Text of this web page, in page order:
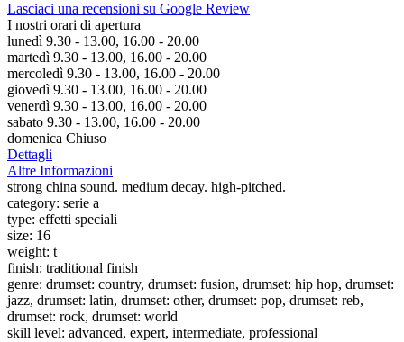
Lasciaci una recensioni su Google Review
I nostri orari di apertura
lunedì 9.30 - 13.00, 16.00 - 20.00
martedì 9.30 - 13.00, 16.00 - 20.00
mercoledì 9.30 - 13.00, 16.00 - 20.00
giovedì 9.30 - 13.00, 16.00 - 20.00
venerdì 9.30 - 13.00, 16.00 - 20.00
sabato 9.30 - 13.00, 16.00 - 20.00
domenica Chiuso
Dettagli
Altre Informazioni
strong china sound. medium decay. high-pitched.
category: serie a
type: effetti speciali
size: 16
weight: t
finish: traditional finish
genre: drumset: country, drumset: fusion, drumset: hip hop, drumset:
jazz, drumset: latin, drumset: other, drumset: pop, drumset: reb,
drumset: rock, drumset: world
skill level: advanced, expert, intermediate, professional